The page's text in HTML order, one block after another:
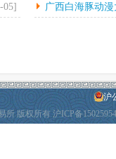
05]
广西白海豚动
沪
所 版权所有沪ICP备